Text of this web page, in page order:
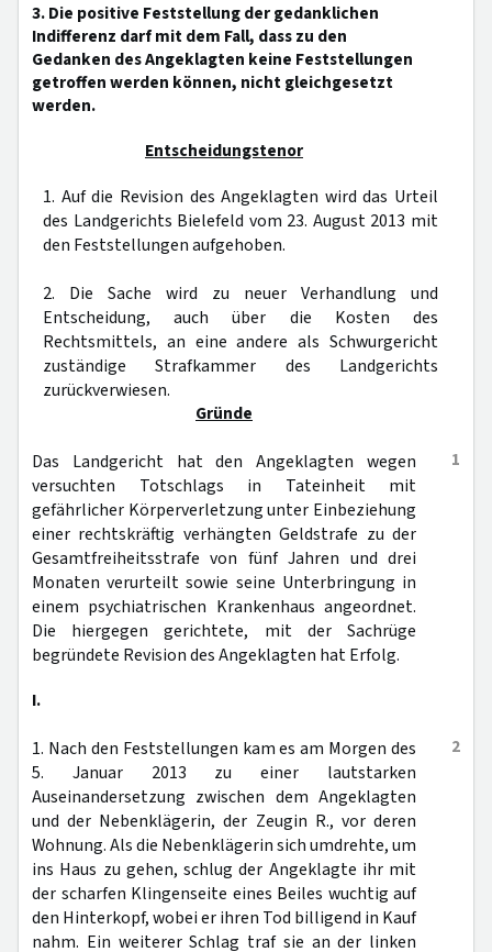
3. Die positive Feststellung der gedanklichen
Indifferenz darf mit dem Fall, dass zu den
Gedanken des Angeklagten keine Feststellungen
getroffen werden können, nicht gleichgesetzt
werden.
Entscheidungstenor
1. Auf die Revision des Angeklagten wird das Urteil
des Landgerichts Bielefeld vom 23. August 2013 mit
den Feststellungen aufgehoben.
2. Die Sache wird zu neuer Verhandlung und
Entscheidung, auch über die Kosten des
Rechtsmittels, an eine andere als Schwurgericht
zuständige Strafkammer des Landgerichts
zurückverwiesen.
Gründe
1
Das Landgericht hat den Angeklagten wegen
versuchten Totschlags in Tateinheit mit
gefährlicher Körperverletzung unter Einbeziehung
einer rechtskräftig verhängten Geldstrafe zu der
Gesamtfreiheitsstrafe von fünf Jahren und drei
Monaten verurteilt sowie seine Unterbringung in
einem psychiatrischen Krankenhaus angeordnet.
Die hiergegen gerichtete, mit der Sachrüge
begründete Revision des Angeklagten hat Erfolg.
I.
2
1. Nach den Feststellungen kam es am Morgen des
5. Januar 2013 zu einer lautstarken
Auseinandersetzung zwischen dem Angeklagten
und der Nebenklägerin, der Zeugin R., vor deren
Wohnung. Als die Nebenklägerin sich umdrehte, um
ins Haus zu gehen, schlug der Angeklagte ihr mit
der scharfen Klingenseite eines Beiles wuchtig auf
den Hinterkopf, wobei er ihren Tod billigend in Kauf
nahm. Ein weiterer Schlag traf sie an der linken